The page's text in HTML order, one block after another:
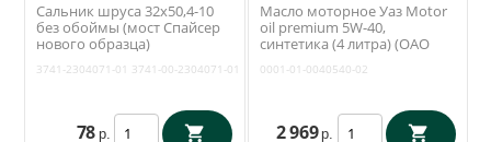
Сальник шруса 32х50,4-10
без обоймы (мост Спайсер
нового образца)
2304071-01
3741-2304071-01 3741-00-2304071-01
78 р.
Масло моторное Уаз Motor
oil premium 5W-40,
синтетика (4 литра) (ОАО
0001-01-0040540-02
2 969 р.